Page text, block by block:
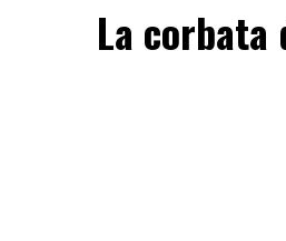
La corbata